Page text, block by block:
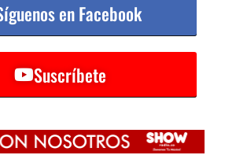
en Facebook
Suscríbete